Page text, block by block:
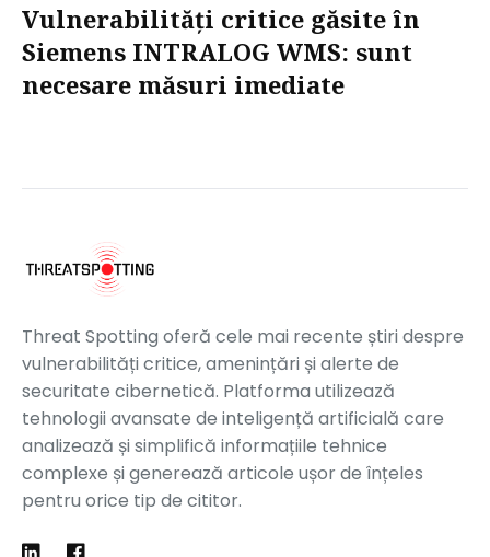
Vulnerabilități critice găsite în
Siemens INTRALOG WMS: sunt
necesare măsuri imediate
Threat Spotting oferă cele mai recente știri despre
vulnerabilități critice, amenințări și alerte de
securitate cibernetică. Platforma utilizează
tehnologii avansate de inteligență artificială care
analizează și simplifică informațiile tehnice
complexe și generează articole ușor de înțeles
pentru orice tip de cititor.